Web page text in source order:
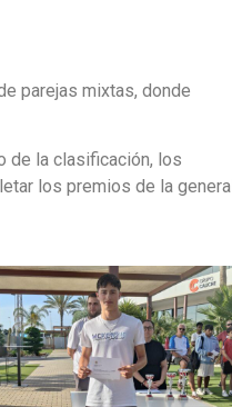
parejas mixtas, donde
de la clasificación, los
los premios de la general